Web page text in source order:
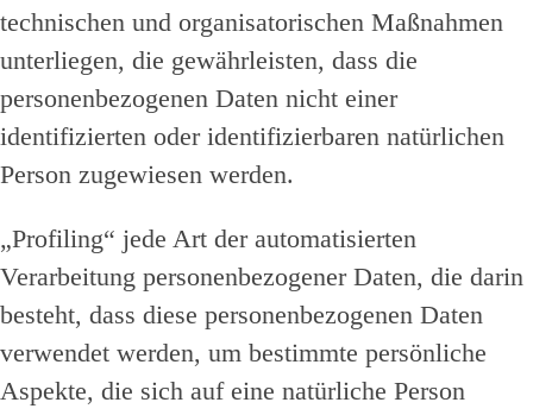
technischen und organisatorischen Maßnahmen
unterliegen, die gewährleisten, dass die
personenbezogenen Daten nicht einer
identifizierten oder identifizierbaren natürlichen
Person zugewiesen werden.
„Profiling“ jede Art der automatisierten
Verarbeitung personenbezogener Daten, die darin
besteht, dass diese personenbezogenen Daten
verwendet werden, um bestimmte persönliche
Aspekte, die sich auf eine natürliche Person